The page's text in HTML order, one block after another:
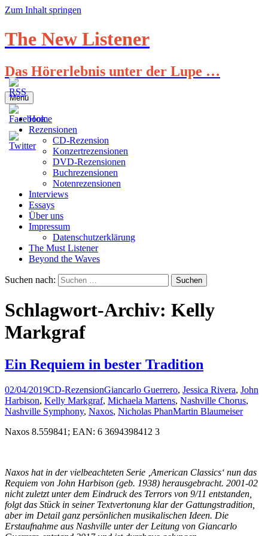
Zum Inhalt springen
The New Listener
Das Hörerlebnis unter der Lupe …
Menü
Home
Rezensionen
CD-Rezension
Konzertrezensionen
DVD-Rezensionen
Buchrezensionen
Notenrezensionen
Interviews
Essays
Über uns
Impressum
Datenschutzerklärung
The Must Listener
Beyond the Waves
Suchen nach:
Schlagwort-Archiv: Kelly
Markgraf
Ein Requiem in bester Tradition
02/04/2019CD-RezensionGiancarlo Guerrero, Jessica Rivera, John
Harbison, Kelly Markgraf, Michaela Martens, Nashville Chorus,
Nashville Symphony, Naxos, Nicholas PhanMartin Blaumeiser
Naxos 8.559841; EAN: 6 3694398412 3
Naxos hat in der vielbeachteten Serie ‚American Classics‘ nun das
Requiem von John Harbison (geb. 1938) herausgebracht. 2001-02
nicht zuletzt unter dem Eindruck des Terrors von 9/11 entstanden,
folgt das Stück in seiner Textvertonung klar der Gattungstradition,
aber im Detail ganz persönlichen musikalischen Ideen. Die
Erstaufnahme aus Nashville unter der Leitung von Giancarlo